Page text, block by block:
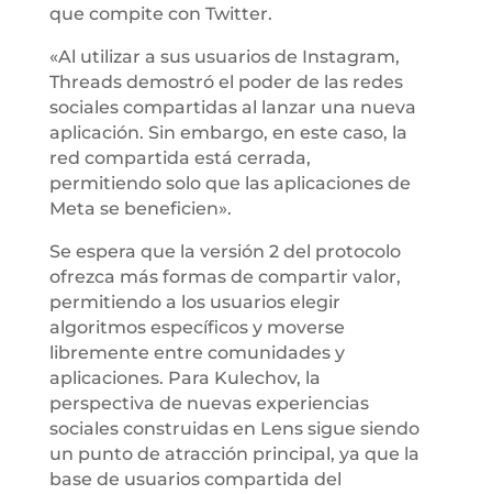
que compite con Twitter.
«Al utilizar a sus usuarios de Instagram,
Threads demostró el poder de las redes
sociales compartidas al lanzar una nueva
aplicación. Sin embargo, en este caso, la
red compartida está cerrada,
permitiendo solo que las aplicaciones de
Meta se beneficien».
Se espera que la versión 2 del protocolo
ofrezca más formas de compartir valor,
permitiendo a los usuarios elegir
algoritmos específicos y moverse
libremente entre comunidades y
aplicaciones. Para Kulechov, la
perspectiva de nuevas experiencias
sociales construidas en Lens sigue siendo
un punto de atracción principal, ya que la
base de usuarios compartida del